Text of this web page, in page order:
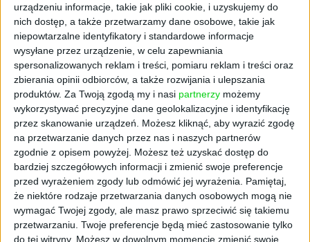
urządzeniu informacje, takie jak pliki cookie, i uzyskujemy do
nich dostęp, a także przetwarzamy dane osobowe, takie jak
niepowtarzalne identyfikatory i standardowe informacje
wysyłane przez urządzenie, w celu zapewniania
spersonalizowanych reklam i treści, pomiaru reklam i treści oraz
zbierania opinii odbiorców, a także rozwijania i ulepszania
produktów. Za Twoją zgodą my i nasi partnerzy możemy
wykorzystywać precyzyjne dane geolokalizacyjne i identyfikację
przez skanowanie urządzeń. Możesz kliknąć, aby wyrazić zgodę
na przetwarzanie danych przez nas i naszych partnerów
zgodnie z opisem powyżej. Możesz też uzyskać dostęp do
bardziej szczegółowych informacji i zmienić swoje preferencje
przed wyrażeniem zgody lub odmówić jej wyrażenia.
Pamiętaj,
że niektóre rodzaje przetwarzania danych osobowych mogą nie
wymagać Twojej zgody, ale masz prawo sprzeciwić się takiemu
przetwarzaniu. Twoje preferencje będą mieć zastosowanie tylko
do tej witryny. Możesz w dowolnym momencie zmienić swoje
społecznościowe otworzyły dostęp do
rekomendacji influencerów, którzy zwiększają
względność emocjonalną, a tym samym
“content relevant advertising” można już
zobaczyć w takich miejscach jak: Ikea,
Facebook, czy obecnie - Insbuy. Docelowi
odbiorcy wykazują niechęć do linearnych,
narzucających się, niechcianych reklam i są
gotowi zapłacić, aby ich nie oglądać (np.
Spotify, YouTube, czy Netflix) – dodaje
Mikołaj Krzemiński.
Przeczytaj także: Najlepszypomysł na biznes
Insbuy z narzędziem